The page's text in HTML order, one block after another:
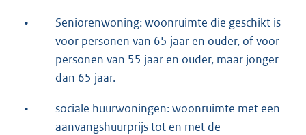
•
Seniorenwoning: woonruimte die geschikt is
voor personen van 65 jaar en ouder, of voor
personen van 55 jaar en ouder, maar jonger
dan 65 jaar.
•
sociale huurwoningen: woonruimte met een
aanvangshuurprijs tot en met de